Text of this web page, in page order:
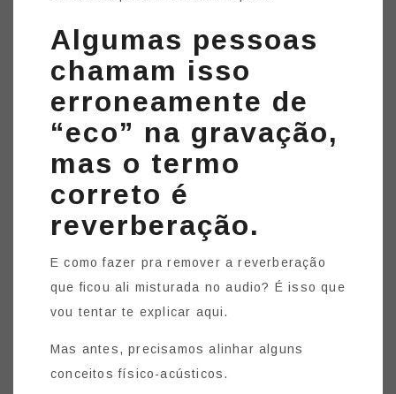
Algumas pessoas
chamam isso
erroneamente de
“eco” na gravação,
mas o termo
correto é
reverberação.
E como fazer pra remover a reverberação
que ficou ali misturada no audio? É isso que
vou tentar te explicar aqui.
Mas antes, precisamos alinhar alguns
conceitos físico-acústicos.